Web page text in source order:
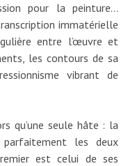
pour la peinture…
immatérielle
entre l’œuvre et
les contours de sa
vibrant de
qu’une seule hâte : la
les deux
est celui de ses